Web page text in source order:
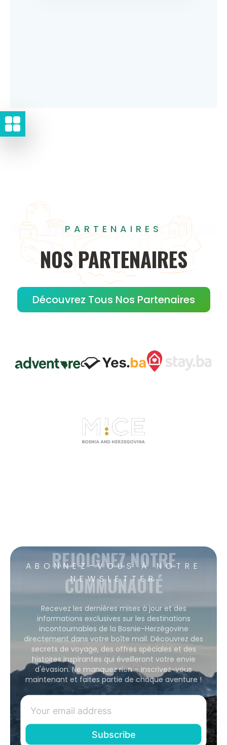
PARTENAIRES
NOS PARTENAIRES
Découvrez Tous Nos Partenaires
ABONNEZ-VOUS À NOTRE
NEWSLETTER
REJOIGNEZ NOTRE
COMMUNAUTÉ
Recevez les dernières mises à jour et des
informations exclusives sur les destinations
incontournables de la Bosnie-Herzégovine
directement dans votre boîte mail. Découvrez des
secrets de voyage, des offres spéciales et des
histoires inspirantes qui éveilleront votre envie
d'évasion. Ne manquez rien – inscrivez-vous
maintenant et faites partie de chaque aventure !